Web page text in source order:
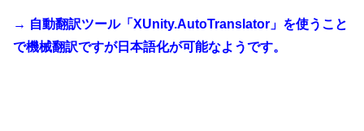
→ 自動翻訳ツール「XUnity.AutoTranslator」を使うこと
で機械翻訳ですが日本語化が可能なようです。